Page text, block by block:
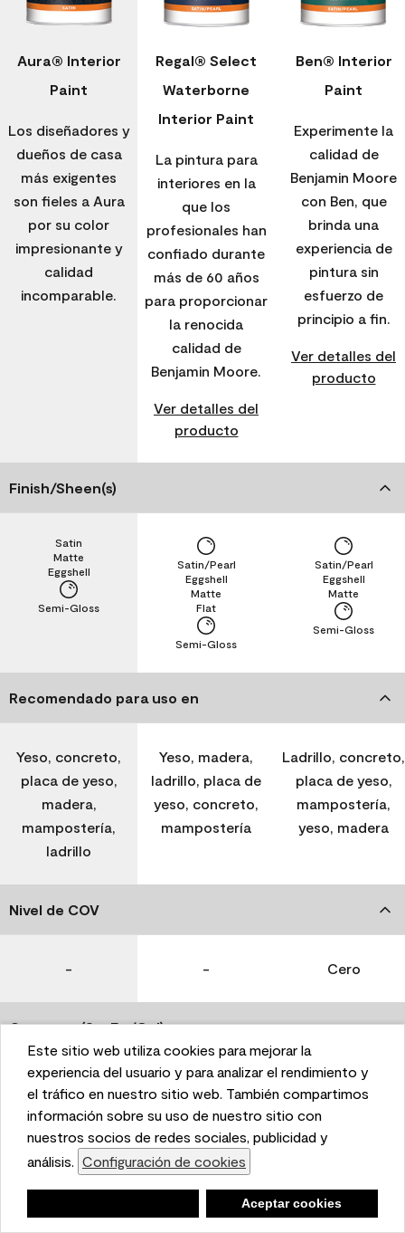
This website uses cookies to enhance user experience
and to analyze performance and traffic on our website.
We also share information about your use of our site
with our social media, advertising, and analytics
partners. Cookie Settings
Accept Cookies
Este sitio web utiliza cookies para mejorar la
experiencia del usuario y para analizar el rendimiento y
el tráfico en nuestro sitio web. También compartimos
información sobre su uso de nuestro sitio con
nuestros socios de redes sociales, publicidad y
análisis. Configuración de cookies
Aceptar cookies
Aura® Interior
Paint
Los diseñadores y
dueños de casa
más exigentes
son fieles a Aura
por su color
impresionante y
calidad
incomparable.
Regal® Select
Waterborne
Interior Paint
La pintura para
interiores en la
que los
profesionales han
confiado durante
más de 60 años
para proporcionar
la renocida
calidad de
Benjamin Moore.
Ver detalles del
producto
Ben® Interior
Paint
Experimente la
calidad de
Benjamin Moore
con Ben, que
brinda una
experiencia de
pintura sin
esfuerzo de
principio a fin.
Ver detalles del
producto
Finish/Sheen(s)
Semi-Gloss
Eggshell
Matte
Satin
Semi-Gloss
Flat
Matte
Eggshell
Satin/Pearl
Semi-Gloss
Matte
Eggshell
Satin/Pearl
Recomendado para uso en
Yeso, concreto,
placa de yeso,
madera,
mampostería,
ladrillo
Yeso, madera,
ladrillo, placa de
yeso, concreto,
mampostería
Ladrillo, concreto,
placa de yeso,
mampostería,
yeso, madera
Nivel de COV
- - Cero
Coverage (Sq. Ft./Gal)
350-400 400-450 400-450
Tiempo de secado
1 hora